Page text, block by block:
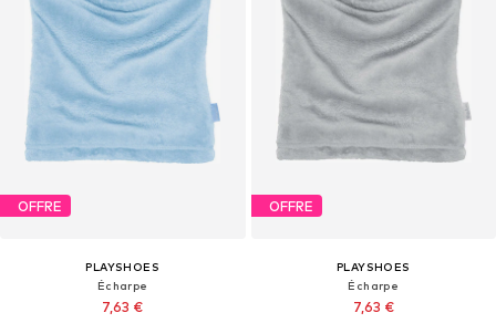
OFFRE
PLAYSHOES
Écharpe
7,63 €
OFFRE
PLAYSHOES
Écharpe
7,63 €